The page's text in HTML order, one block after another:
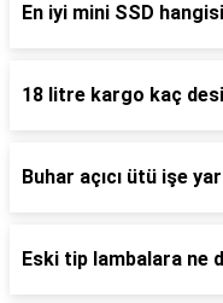
En iyi mini SSD
18 litre kargo kaç
Buhar açıcı ütü işe
Eski tip lambalara ne